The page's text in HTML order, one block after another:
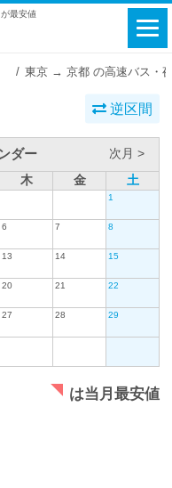
最安値
東京 → 京都 の高速バス・
逆区間
ダー
次月 >
木 金 土
1
6 7 8
13 14 15
20 21 22
27 28 29
は当月最安値